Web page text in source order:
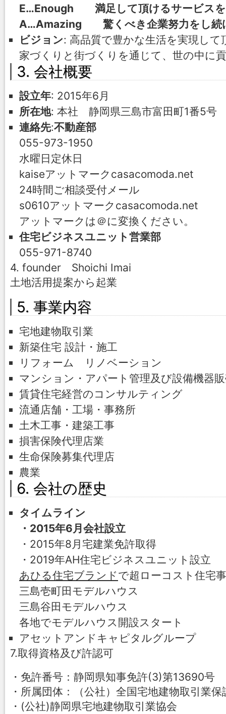
E…Enough 満足して頂けるサービスを
A…Amazing 驚くべき企業努力をし続
ビジョン: 高品質で豊かな生活を実現して
家づくりと街づくりを通じて、世の中に
3. 会社概要
設立年: 2015年6月
所在地: 本社 静岡県三島市富田町1番5号
連絡先:不動産部
055-973-1950
水曜日定休日
kaiseアットマークcasacomoda.net
24時間ご相談受付メール
s0610アットマークcasacomoda.net
アットマークは＠に変換ください。
住宅ビジネスユニット営業部
055-971-8740
4. founder Shoichi Imai
土地活用提案から起業
5. 事業内容
宅地建物取引業
新築住宅 設計・施工
リフォーム リノベーション
マンション・アパート管理及び設備機器
賃貸住宅経営のコンサルティング
流通店舗・工場・事務所
土木工事・建築工事
損害保険代理店業
生命保険募集代理店
農業
6. 会社の歴史
タイムライン
・2015年6月会社設立
・2015年8月宅建業免許取得
・2019年AH住宅ビジネスユニット設立
あひる住宅ブランドで超ローコスト住宅
三島壱町田モデルハウス
三島谷田モデルハウス
各地でモデルハウス開設スタート
アセットアンドキャピタルグループ
7.取得資格及び許認可
・免許番号：静岡県知事免許(3)第13690号
・所属団体：（公社）全国宅地建物取引業保
・(公社)静岡県宅地建物取引業協会